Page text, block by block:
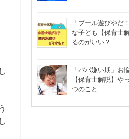
「プール遊びやだ
な子ども【保育士
るのがいい？
「パパ嫌い期」お
【保育士解説】や
つのこと